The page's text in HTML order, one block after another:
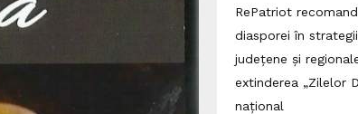
RePatriot
diasporei în
județene și
extinderea „Zilelor
național